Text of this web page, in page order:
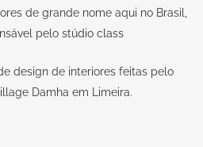
de grande nome aqui no Brasil,
pelo stúdio class
design de interiores feitas pelo
Damha em Limeira.